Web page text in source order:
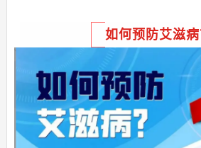
如何预防艾滋病